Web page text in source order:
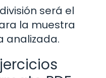
será el
la muestra
analizada.